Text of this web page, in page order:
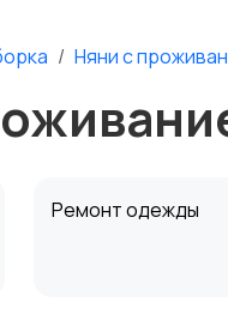
Няни с
Ремонт одежды